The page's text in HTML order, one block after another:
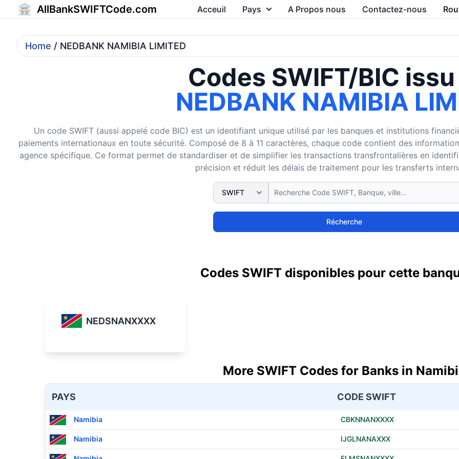
AllBankSWIFTCode.com Acceuil Pays A Propos nous Contactez-nous
Home / NEDBANK NAMIBIA LIMITED
Codes SWIFT/BIC
NEDBANK NAMIBIA
Un code SWIFT (aussi appelé code BIC) est un identifiant unique utilisé par les banques et institutions
paiements internationaux en toute sécurité. Composé de 8 à 11 caractères, chaque code contient des
agence spécifique. Ce format permet de standardiser et de simplifier les transactions transfrontalières en
précision et réduit les délais de traitement pour les transferts
Récherche
Codes SWIFT disponibles pour cette
NEDSNANXXXX
More SWIFT Codes for Banks in
PAYS CODE SWIFT
Namibia CBKNNANXXXX
Namibia IJGLNANAXXX